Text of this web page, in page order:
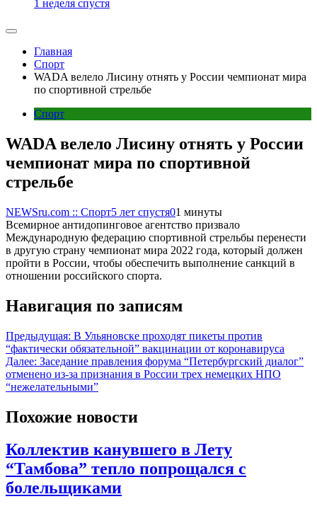
1 неделя спустя
Главная
Спорт
WADA велело Лисину отнять у России чемпионат мира
по спортивной стрельбе
Спорт
WADA велело Лисину отнять у России
чемпионат мира по спортивной
стрельбе
NEWSru.com :: Спорт5 лет спустя01 минуты
Всемирное антидопинговое агентство призвало
Международную федерацию спортивной стрельбы перенести
в другую страну чемпионат мира 2022 года, который должен
пройти в России, чтобы обеспечить выполнение санкций в
отношении российского спорта.
Навигация по записям
Предыдущая: В Ульяновске проходят пикеты против
“фактически обязательной” вакцинации от коронавируса
Далее: Заседание правления форума “Петербургский диалог”
отменено из-за признания в России трех немецких НПО
“нежелательными”
Похожие новости
Коллектив канувшего в Лету
“Тамбова” тепло попрощался с
болельщиками